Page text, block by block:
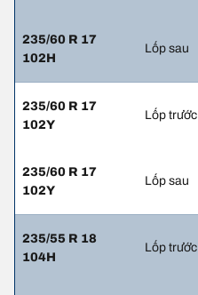
235/60 R 17
102H
Lốp sau
235/60 R 17
102Y
Lốp trước
235/60 R 17
102Y
Lốp sau
235/55 R 18
104H
Lốp trước